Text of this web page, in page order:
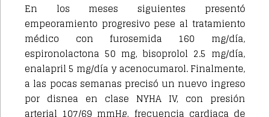
En los meses siguientes presentó
empeoramiento progresivo pese al tratamiento
médico con furosemida 160 mg/día,
espironolactona 50 mg, bisoprolol 2.5 mg/día,
enalapril 5 mg/día y acenocumarol. Finalmente,
a las pocas semanas precisó un nuevo ingreso
por disnea en clase NYHA IV, con presión
arterial 107/69 mmHg, frecuencia cardiaca de